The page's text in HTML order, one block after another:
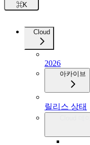
⌘K
Cloud
2026
아카이브
릴리스 상태